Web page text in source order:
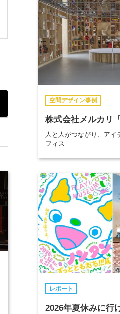
空間デザイン事例
株式会社メルカリ
人と人がつながり、アイ
フィス
レポート
2026年夏休みに行